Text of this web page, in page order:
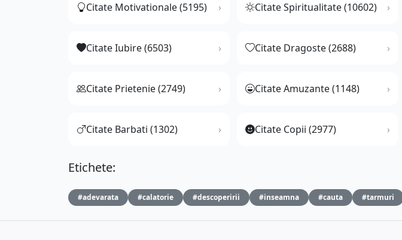
Citate Motivationale (5195) Citate Spiritualitate (10602)
Citate Iubire (6503) Citate Dragoste (2688)
Citate Prietenie (2749) Citate Amuzante (1148)
Citate Barbati (1302) Citate Copii (2977)
Etichete:
#adevarata #calatorie #descoperirii #inseamna #cauta #tarmuri